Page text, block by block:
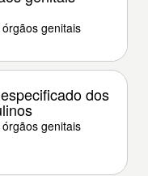
genitais
dos
genitais